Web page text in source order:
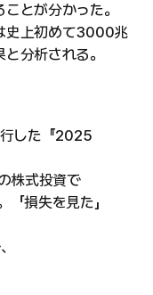
とが分かった。
史上初めて3000兆
分析される。
した『2025
株式投資で
「損失を見た」